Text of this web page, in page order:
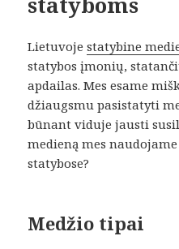
Lietuvojestatybine
statybos įmonių,
apdailas. Mes esame
džiaugsmu pasistatyti
būnant viduje jausti
medieną mes
statybose?
Medžio tipai